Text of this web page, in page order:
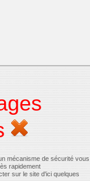
mécanisme de sécurité vous
rapidement
sur le site d'ici quelques